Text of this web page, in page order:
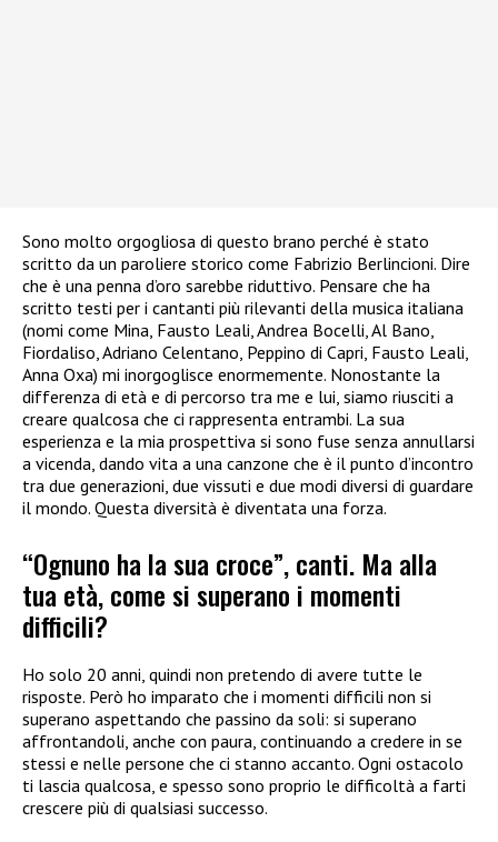
Sono molto orgogliosa di questo brano perché è stato
scritto da un paroliere storico come Fabrizio Berlincioni. Dire
che è una penna d’oro sarebbe riduttivo. Pensare che ha
scritto testi per i cantanti più rilevanti della musica italiana
(nomi come Mina, Fausto Leali, Andrea Bocelli, Al Bano,
Fiordaliso, Adriano Celentano, Peppino di Capri, Fausto Leali,
Anna Oxa) mi inorgoglisce enormemente. Nonostante la
differenza di età e di percorso tra me e lui, siamo riusciti a
creare qualcosa che ci rappresenta entrambi. La sua
esperienza e la mia prospettiva si sono fuse senza annullarsi
a vicenda, dando vita a una canzone che è il punto d’incontro
tra due generazioni, due vissuti e due modi diversi di guardare
il mondo. Questa diversità è diventata una forza.
“Ognuno ha la sua croce”, canti. Ma alla
tua età, come si superano i momenti
difficili?
Ho solo 20 anni, quindi non pretendo di avere tutte le
risposte. Però ho imparato che i momenti difficili non si
superano aspettando che passino da soli: si superano
affrontandoli, anche con paura, continuando a credere in se
stessi e nelle persone che ci stanno accanto. Ogni ostacolo
ti lascia qualcosa, e spesso sono proprio le difficoltà a farti
crescere più di qualsiasi successo.